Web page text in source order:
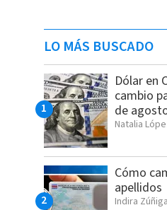
LO MÁS BUSCADO
Dólar en
cambio
de
Natalia
Cómo
apellidos
Indira Zúñiga